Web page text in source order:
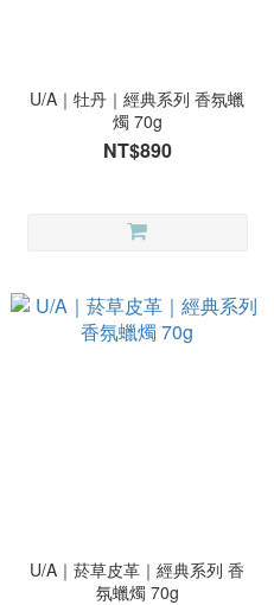
U/A｜牡丹｜經典系列 香氛蠟
燭 70g
NT$890
U/A｜菸草皮革｜經典系列 香
氛蠟燭 70g